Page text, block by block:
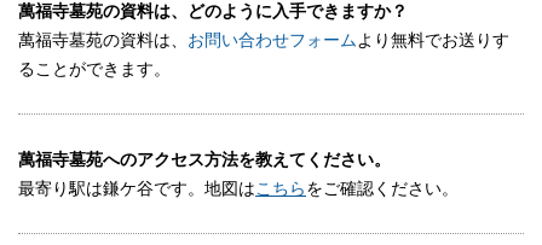
萬福寺墓苑の資料は、どのように入手できますか？
萬福寺墓苑の資料は、 お問い合わせフォームより無料でお送りす
ることができます。
萬福寺墓苑へのアクセス方法を教えてください。
最寄り駅は鎌ケ谷です。地図はこちらをご確認ください。